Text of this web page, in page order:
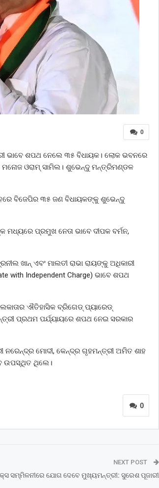
0
ଭାବେ ଶପଥ ନେଲେ ୩୫ ବିଧାୟକ। ଲୋକ ଭବନରେ
ମନୋଜ ଓରାମ୍ ସାମିଲ। ଶୁଭେନ୍ଦୁ ମନ୍ତ୍ରିମଣ୍ଡଳ
ବିଜେପିର ୩୫ ଜଣ ବିଧାୟକଙ୍କୁ ଶୁଭେନ୍ଦୁ
ମଧ୍ୟରେ ପ୍ରମୁଖ ନେତା ଭାବେ ଦୀପକ ବର୍ମନ,
ଖାନ୍ ଏବଂ ମାଲତୀ ରାଭା ରାୟଙ୍କୁ ଅଧିକାରୀ
with Independent Charge) ଭାବେ ଶପଥ
ଐତିହାସିକ ବ୍ରିଗେଡ୍ ପ୍ୟାରେଡ୍
ପ୍ରଥମ ପର୍ଯ୍ୟାୟରେ ଶପଥ ନେଇ ସରକାର
ମୋଦୀ, କେନ୍ଦ୍ର ଗୃହମନ୍ତ୍ରୀ ଅମିତ ଶାହ
ଉପସ୍ଥିତ ଥିଲେ।
0
NEXT POST
ସମ୍ମିଳନୀରେ ଯୋଗ ଦେବେ ମୁଖ୍ୟମନ୍ତ୍ରୀ: ସୁରେଶ ପୂଜାରୀ